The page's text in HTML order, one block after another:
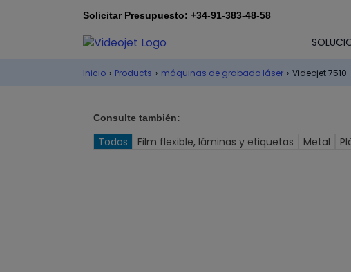
Solicitar Presupuesto: +34-91-383-48-58
Inicio › Products › máquinas de grabado láser › Videojet 7510
Consulte también:
Todos Film flexible, láminas y etiquetas Metal